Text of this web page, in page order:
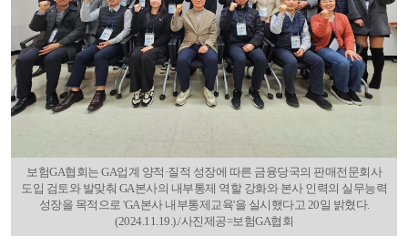
보험GA협회는 GA업계 양적·질적 성장에 따른 금융당국의 판매전문회사
도입 검토와 발맞춰 GA본사의 내부통제 역할 강화와 본사 인력의 실무능력
성장을 목적으로 'GA본사 내부통제교육'을 실시했다고 20일 밝혔다.
(2024.11.19.)./사진제공=보험GA협회